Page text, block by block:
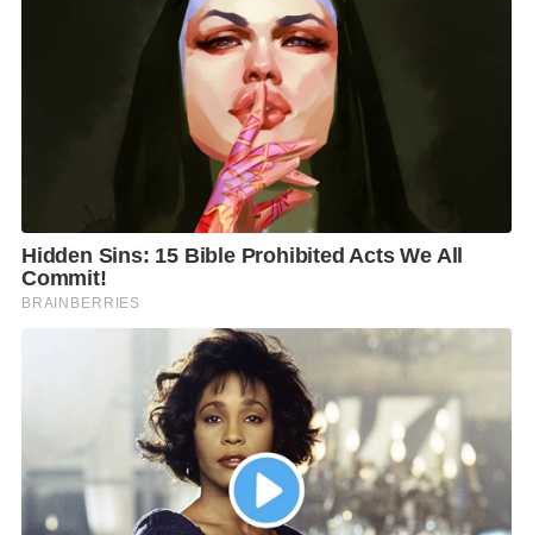
และที่ผ่านมา กรมกิจการผู้สูงอายุ มีระบบป้องกันข้อมูล
ต่าง ๆ โดยมีการนำมาตรฐานด้านความปลอดภัยตามหลัก
สากลมาใช้ในการควบคุมดูแลระบบและข้อมูลอยู่ และใน
อนาคตอาจจะต้องมีการตรวจสอบระบบเพิ่มมากขึ้น มี
การรักษามาตรฐานด้านความปลอดภัยให้ดียิ่งขึ้น ทั้งใน
ส่วนของโครงสร้างพื้นฐานทางกายภาพของหน่วยงาน
และแนวปฏิบัติในการปกป้องคอมพิวเตอร์ เครือข่าย
ซอฟต์แวร์แอปพลิเคชัน ระบบที่สำคัญ และข้อมูล จากภัย
คุกคามทางดิจิทัลที่อาจเกิดขึ้นได้ในอนาคต